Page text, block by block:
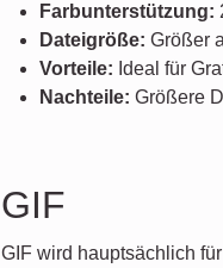
Farbunterstützung:
Dateigröße: Größer
Vorteile: Ideal für
Nachteile: Größere
GIF
GIF wird hauptsächlich